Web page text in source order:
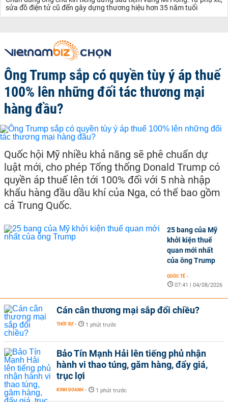
sửa đồ điện tử cũ đến gây dựng thương hiệu hơn 35 năm tuổi
Ông Trump sắp có quyền tùy ý áp thuế
100% lên những đối tác thương mại
hàng đầu?
Quốc hội Mỹ nhiều khả năng sẽ phê chuẩn dự
luật mới, cho phép Tổng thống Donald Trump có
quyền áp thuế lên tới 100% đối với 5 nhà nhập
khẩu hàng đầu dầu khí của Nga, có thể bao gồm
cả Trung Quốc.
25 bang của Mỹ
khởi kiện thuế
quan mới nhất
của ông Trump
QUỐC TẾ -
07:41 | 04/08/2026
Cán cân thương mại sắp đổi chiều?
THỜI SỰ - 1 phút trước
Bảo Tín Mạnh Hải lên tiếng phủ nhận
hành vi thao túng, găm hàng, đẩy giá,
trục lợi
KINH DOANH - 1 phút trước